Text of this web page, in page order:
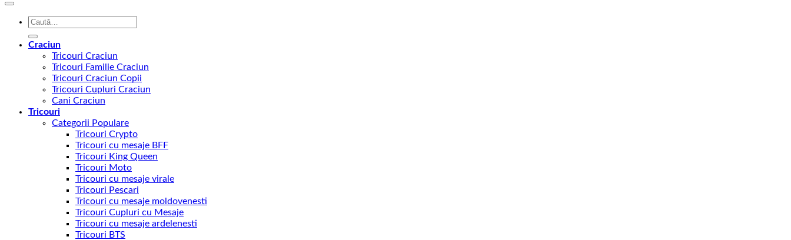
Caută
Craciun
Tricouri Craciun
Tricouri Familie Craciun
Tricouri Craciun Copii
Tricouri Cupluri Craciun
Cani Craciun
Tricouri
Categorii Populare
Tricouri Crypto
Tricouri cu mesaje BFF
Tricouri King Queen
Tricouri Moto
Tricouri cu mesaje virale
Tricouri Pescari
Tricouri cu mesaje moldovenesti
Tricouri Cupluri cu Mesaje
Tricouri cu mesaje ardelenesti
Tricouri BTS